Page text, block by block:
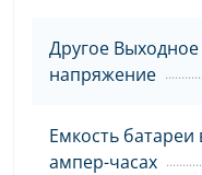
Другое Выходное
напряжение
Емкость батареи
ампер-часах